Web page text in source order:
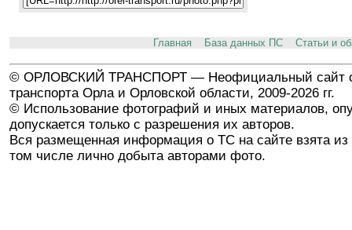
Главная База данных ПС Статьи и
© ОРЛОВСКИЙ ТРАНСПОРТ — Неофициальный сайт
транспорта Орла и Орловской области, 2009-2026 гг.
© Использование фотографий и иных материалов,
допускается только с разрешения их авторов.
Вся размещенная информация о ТС на сайте взята из
том числе лично добыта авторами фото.